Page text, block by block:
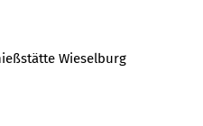
Wieselburg